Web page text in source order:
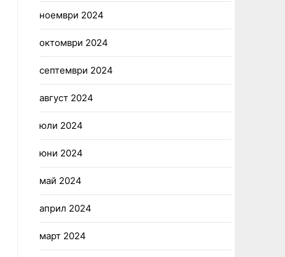
ноември 2024
октомври 2024
септември 2024
август 2024
юли 2024
юни 2024
май 2024
април 2024
март 2024